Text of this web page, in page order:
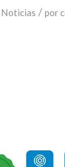
Noticias / por